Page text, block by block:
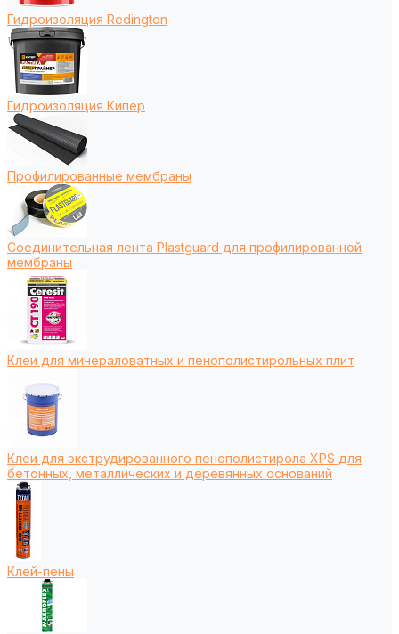
Гидроизоляция Redington
Гидроизоляция Кипер
Профилированные мембраны
Соединительная лента Plastguard для профилированной
мембраны
Клеи для минераловатных и пенополистирольных плит
Клеи для экструдированного пенополистирола XPS для
бетонных, металлических и деревянных оснований
Клей-пены